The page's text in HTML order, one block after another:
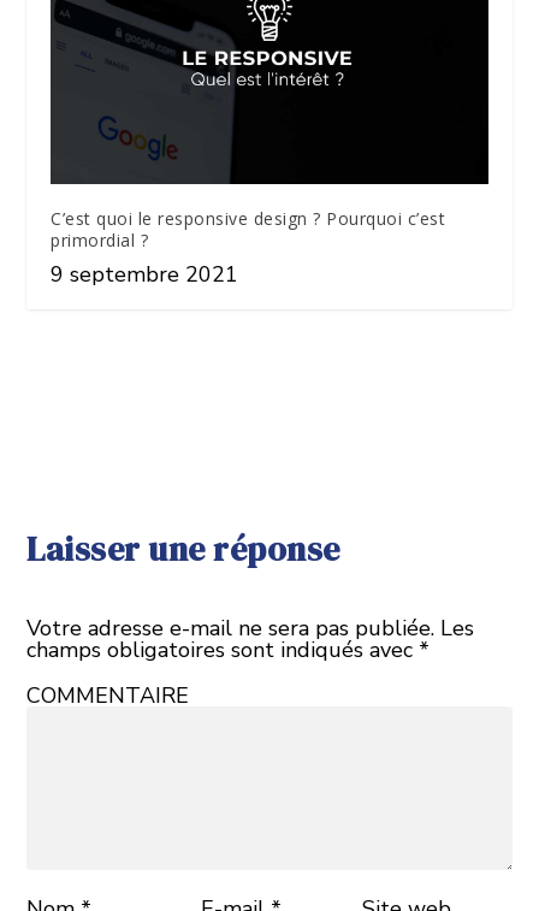
C’est quoi le responsive design ? Pourquoi c’est
primordial ?
9 septembre 2021
Laisser une réponse
Votre adresse e-mail ne sera pas publiée. Les
champs obligatoires sont indiqués avec *
COMMENTAIRE